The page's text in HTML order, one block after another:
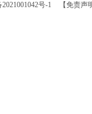
号-1 【免责声